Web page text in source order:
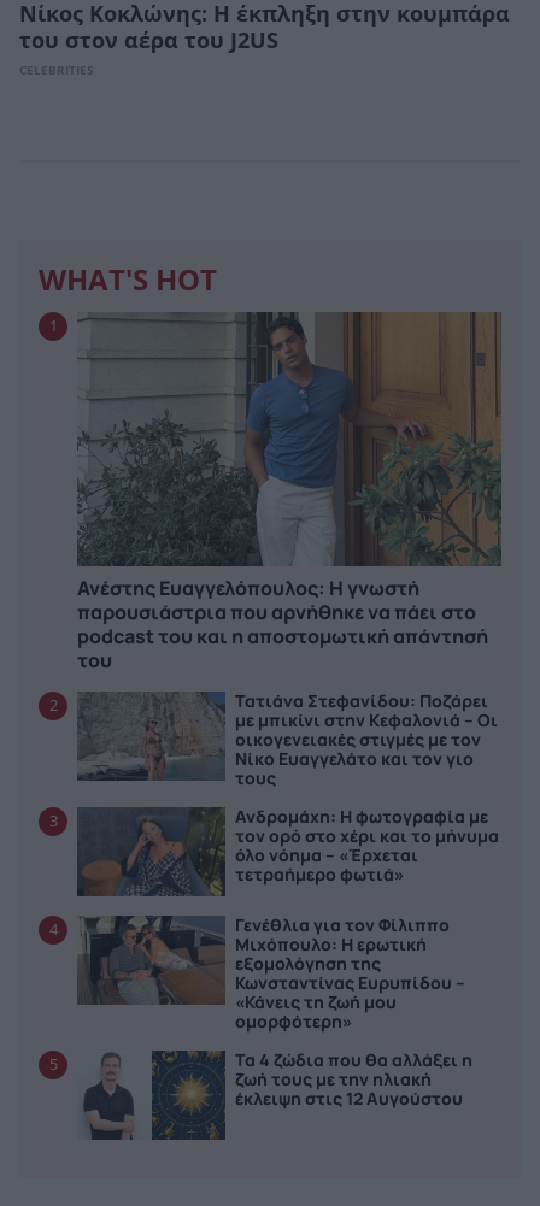
Νίκος Κοκλώνης: Η έκπληξη στην κουμπάρα
του στον αέρα του J2US
CELEBRITIES
WHAT'S HOT
1
Ανέστης Ευαγγελόπουλος: Η γνωστή
παρουσιάστρια που αρνήθηκε να πάει στο
podcast του και η αποστομωτική απάντησή
του
2
Τατιάνα Στεφανίδου: Ποζάρει
με μπικίνι στην Κεφαλονιά – Οι
οικογενειακές στιγμές με τον
Νίκο Ευαγγελάτο και τον γιο
τους
3
Ανδρομάχη: Η φωτογραφία με
τον ορό στο χέρι και το μήνυμα
όλο νόημα – «Έρχεται
τετραήμερο φωτιά»
4
Γενέθλια για τον Φίλιππο
Μιχόπουλο: Η ερωτική
εξομολόγηση της
Κωνσταντίνας Ευρυπίδου –
«Κάνεις τη ζωή μου
ομορφότερη»
5
Τα 4 ζώδια που θα αλλάξει η
ζωή τους με την ηλιακή
έκλειψη στις 12 Αυγούστου